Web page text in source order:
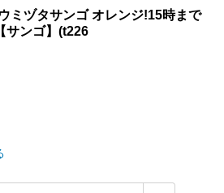
ミヅタサンゴ オレンジ!15時まで
サンゴ】(t226